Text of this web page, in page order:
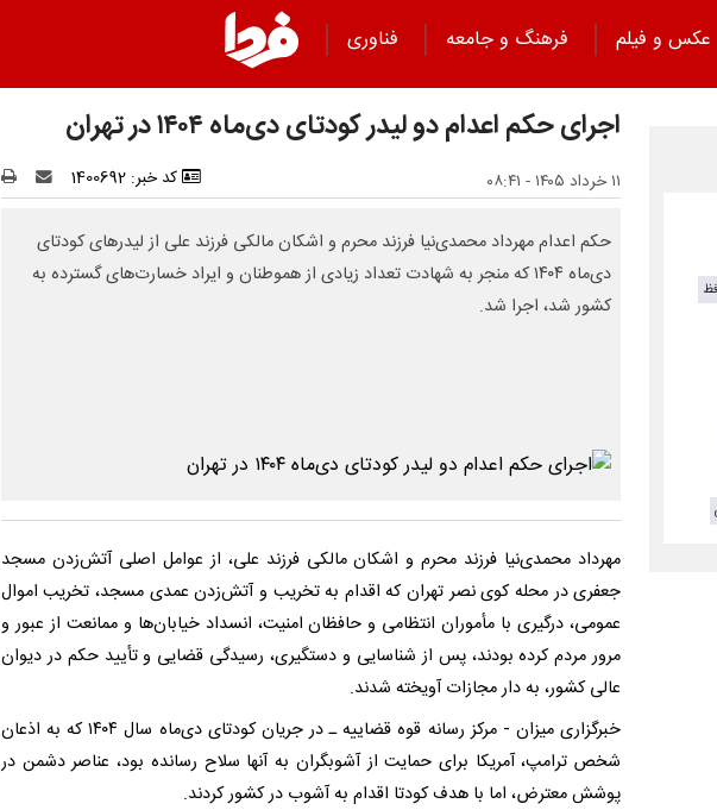
عکس و فیلم فرهنگ و جامعه
فناوری
اجرای حکم اعدام دو لیدر کودتای دی‌ماه ۱۴۰۴ در تهران
۱۱ خرداد ۱۴۰۵ - ۰۸:۴۱ کد خبر: 1400692
حکم اعدام مهرداد محمدی‌نیا فرزند محرم و اشکان مالکی فرزند علی از لیدرهای کودتای
دی‌ماه ۱۴۰۴ که منجر به شهادت تعداد زیادی از هموطنان و ایراد خسارت‌های گسترده به
کشور شد، اجرا شد.
مهرداد محمدی‌نیا فرزند محرم و اشکان مالکی فرزند علی، از عوامل اصلی آتش‌زدن مسجد
جعفری در محله کوی نصر تهران که اقدام به تخریب و آتش‌زدن عمدی مسجد، تخریب اموال
عمومی، درگیری با مأموران انتظامی و حافظان امنیت، انسداد خیابان‌ها و ممانعت از عبور و
مرور مردم کرده بودند، پس از شناسایی و دستگیری، رسیدگی قضایی و تأیید حکم در دیوان
عالی کشور، به دار مجازات آویخته شدند.
خبرگزاری میزان - مرکز رسانه قوه قضاییه ـ در جریان کودتای دی‌ماه سال ۱۴۰۴ که به اذعان
شخص ترامپ، آمریکا برای حمایت از آشوبگران به آنها سلاح رسانده بود، عناصر دشمن در
پوشش معترض، اما با هدف کودتا اقدام به آشوب در کشور کردند.